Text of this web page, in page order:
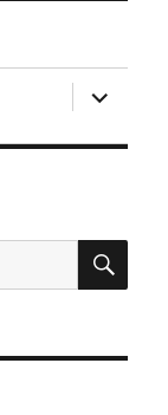
laienda